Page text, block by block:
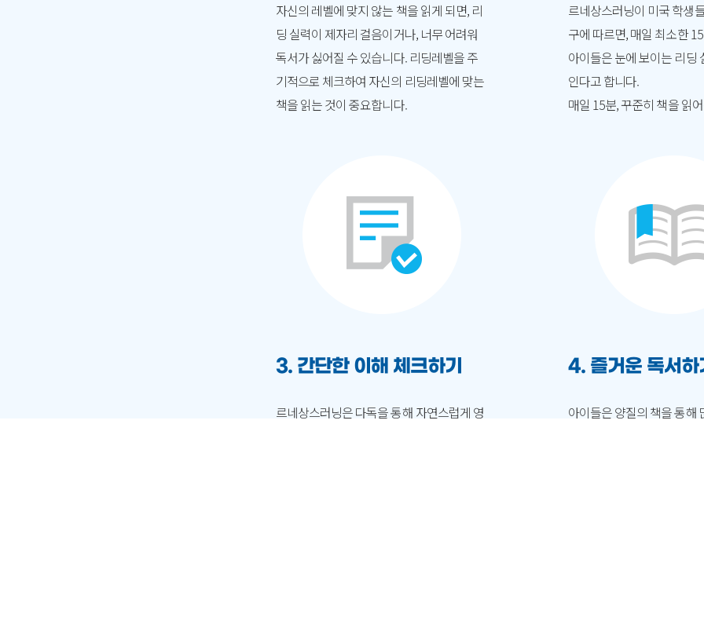
자신의 레벨에 맞지 않는 책을 읽게 되면, 리
딩 실력이 제자리 걸음이거나, 너무 어려워
독서가 싫어질 수 있습니다. 리딩레벨을 주
기적으로 체크하여 자신의 리딩레벨에 맞는
책을 읽는 것이 중요합니다.
르네상스러닝이 미국 학생
구에 따르면, 매일 최소한
아이들은 눈에 보이는 리딩
인다고 합니다.
매일 15분, 꾸준히 책을 읽
3. 간단한 이해 체크하기
르네상스러닝은 다독을 통해 자연스럽게 영
4. 즐거운 독서하
아이들은 양질의 책을 통해